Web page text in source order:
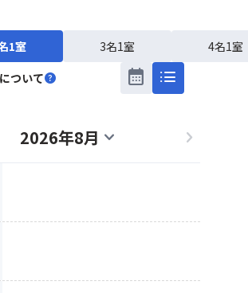
1室 3名1室
4名1室
ついてhelp calendar_month list
2026年8月 expand_more chevron_right